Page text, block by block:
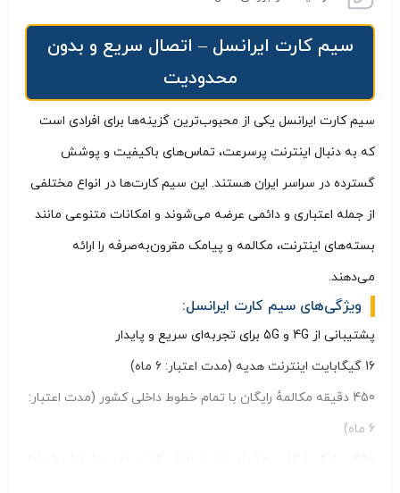
سیم کارت ایرانسل – اتصال سریع و بدون
محدودیت
سیم کارت ایرانسل یکی از محبوب‌ترین گزینه‌ها برای افرادی است
که به دنبال اینترنت پرسرعت، تماس‌های باکیفیت و پوشش
گسترده در سراسر ایران هستند. این سیم کارت‌ها در انواع مختلفی
از جمله اعتباری و دائمی عرضه می‌شوند و امکانات متنوعی مانند
بسته‌های اینترنت، مکالمه و پیامک مقرون‌به‌صرفه را ارائه
می‌دهند.
ویژگی‌های سیم کارت ایرانسل:
پشتیبانی از 4G و 5G برای تجربه‌ای سریع و پایدار
16 گیگابایت اینترنت هدیه (مدت اعتبار: ۶ ماه)
450 دقیقه مکالمهٔ رایگان با تمام خطوط داخلی کشور (مدت اعتبار:
۶ ماه)